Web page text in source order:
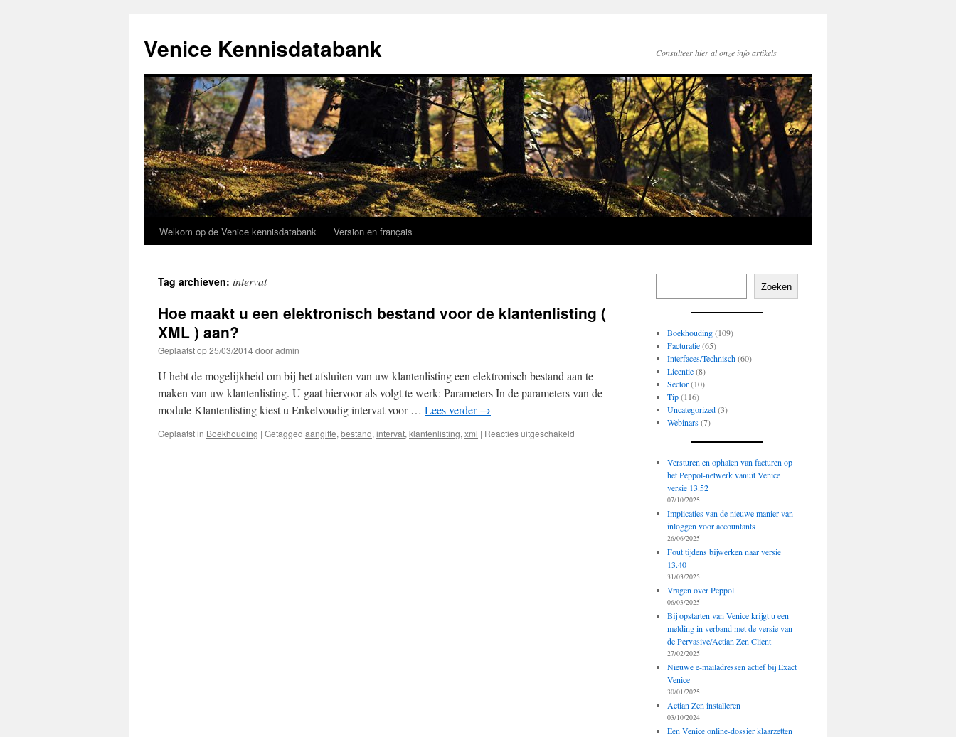
Venice Kennisdatabank Consulteer hier al onze info artikels
Ga
inhoud
Welkom op de Venice kennisdatabank Version en français
Tag archieven: intervat
Hoe maakt u een elektronisch bestand voor de klantenlisting (
XML ) aan?
Geplaatst op25/03/2014dooradmin
U hebt de mogelijkheid om bij het afsluiten van uw klantenlisting een elektronisch bestand aan te
maken van uw klantenlisting. U gaat hiervoor als volgt te werk: Parameters In de parameters van de
module Klantenlisting kiest u Enkelvoudig intervat voor … Lees verder→
Geplaatst in Boekhouding | Getagged aangifte, bestand, intervat, klantenlisting, xml | Reacties uitgeschakeld
Zoeken
Boekhouding(109)
Facturatie(65)
Interfaces/Technisch(60)
Licentie(8)
Sector(10)
Tip(116)
Uncategorized(3)
Webinars(7)
Versturen en ophalen van facturen op
het Peppol-netwerk vanuit Venice
versie 13.52
07/10/2025
Implicaties van de nieuwe manier van
inloggen voor accountants
26/06/2025
Fout tijdens bijwerken naar versie
13.40
31/03/2025
Vragen over Peppol
06/03/2025
Bij opstarten van Venice krijgt u een
melding in verband met de versie van
de Pervasive/Actian Zen Client
27/02/2025
Nieuwe e-mailadressen actief bij Exact
Venice
30/01/2025
Actian Zen installeren
03/10/2024
Een Venice online-dossier klaarzetten